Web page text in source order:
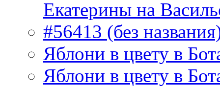
Екатерины на
#56413 (без
Яблони в цвету в
Яблони в цвету в